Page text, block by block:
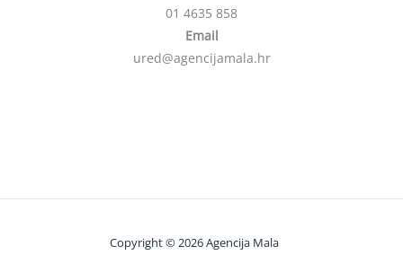
01 4635 858
Email
ured@agencijamala.hr
Copyright © 2026 Agencija Mala